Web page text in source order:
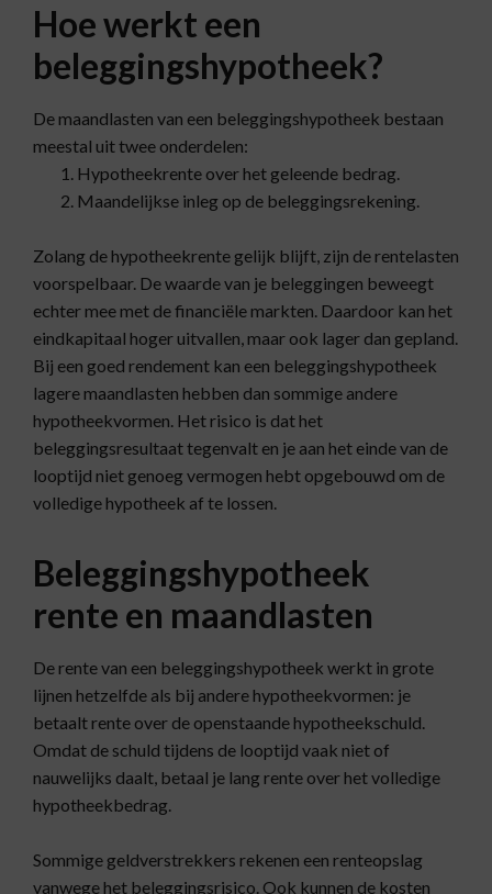
Hoe werkt een
beleggingshypotheek?
De maandlasten van een beleggingshypotheek bestaan
meestal uit twee onderdelen:
Hypotheekrente over het geleende bedrag.
Maandelijkse inleg op de beleggingsrekening.
Zolang de hypotheekrente gelijk blijft, zijn de rentelasten
voorspelbaar. De waarde van je beleggingen beweegt
echter mee met de financiële markten. Daardoor kan het
eindkapitaal hoger uitvallen, maar ook lager dan gepland.
Bij een goed rendement kan een beleggingshypotheek
lagere maandlasten hebben dan sommige andere
hypotheekvormen. Het risico is dat het
beleggingsresultaat tegenvalt en je aan het einde van de
looptijd niet genoeg vermogen hebt opgebouwd om de
volledige hypotheek af te lossen.
Beleggingshypotheek
rente en maandlasten
De rente van een beleggingshypotheek werkt in grote
lijnen hetzelfde als bij andere hypotheekvormen: je
betaalt rente over de openstaande hypotheekschuld.
Omdat de schuld tijdens de looptijd vaak niet of
nauwelijks daalt, betaal je lang rente over het volledige
hypotheekbedrag.
Sommige geldverstrekkers rekenen een renteopslag
vanwege het beleggingsrisico. Ook kunnen de kosten